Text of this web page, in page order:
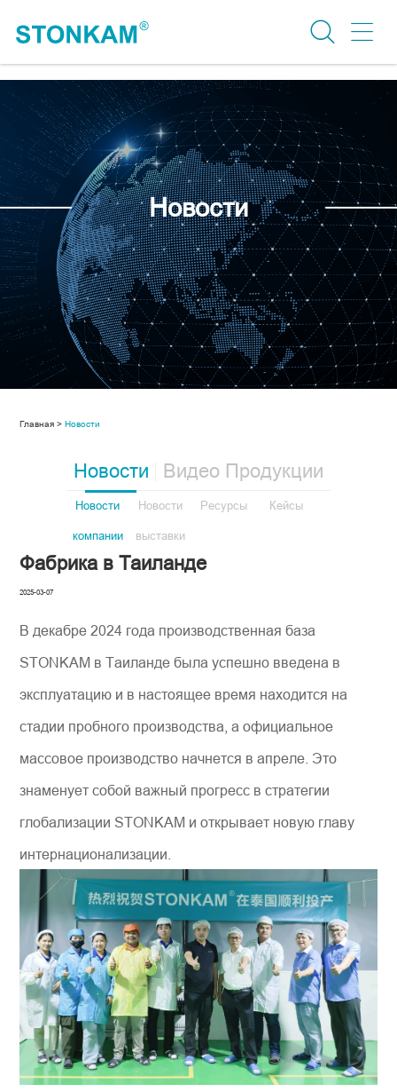
Новости
Главная > Новости
Новости
Новости
компании
Новости
выставки
Ресурсы Кейсы
Видео Продукции
Фабрика в Таиланде
2025-03-07
В декабре 2024 года производственная база
STONKAM в Таиланде была успешно введена в
эксплуатацию и в настоящее время находится на
стадии пробного производства, а официальное
массовое производство начнется в апреле. Это
знаменует собой важный прогресс в стратегии
глобализации STONKAM и открывает новую главу
интернационализации.